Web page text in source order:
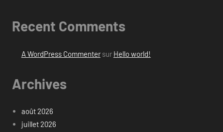
Recent Comments
A WordPress Commentersur Hello world!
Archives
août 2026
juillet 2026